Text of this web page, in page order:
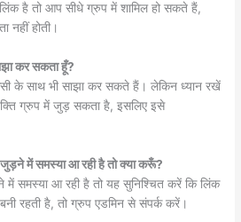
है तो आप सीधे ग्रुप में शामिल हो सकते हैं,
नहीं होती।
कर सकता हूँ?
के साथ भी साझा कर सकते हैं। लेकिन ध्यान रखें
ग्रुप में जुड़ सकता है, इसलिए इसे
में समस्या आ रही है तो क्या करूँ?
समस्या आ रही है तो यह सुनिश्चित करें कि लिंक
रहती है, तो ग्रुप एडमिन से संपर्क करें।